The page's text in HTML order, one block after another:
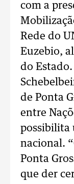
com a
Rede do
Euzebio,
do
de Ponta
entre
possibilita
nacional.
Ponta
que der